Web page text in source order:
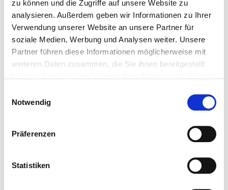
zu können und die Zugriffe auf unsere Website zu
analysieren. Außerdem geben wir Informationen zu Ihrer
Verwendung unserer Website an unsere Partner für
soziale Medien, Werbung und Analysen weiter. Unsere
Partner führen diese Informationen möglicherweise mit
weiteren Daten zusammen, die Sie ihnen bereitgestellt
Notwendig
Präferenzen
Statistiken